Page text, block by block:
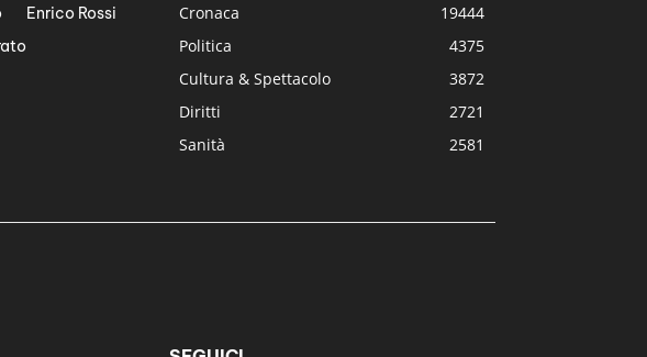
Enrico Rossi
Cronaca
19444
Politica
4375
Cultura & Spettacolo
3872
Diritti
2721
Sanità
2581